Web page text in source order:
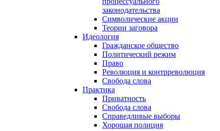
законодательства
Символические акции
Теории заговора
Идеология
Гражданское общество
Политический режим
Право
Революция и контрреволюция
Свобода слова
Практика
Приватность
Свобода слова
Справедливые выборы
Хорошая полиция